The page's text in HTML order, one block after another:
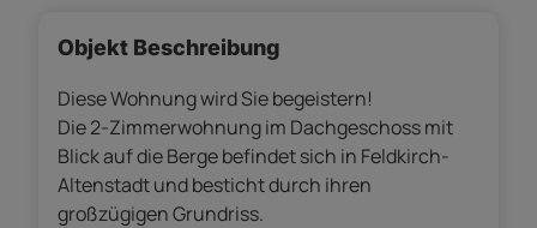
Objekt Beschreibung
Diese Wohnung wird Sie begeistern!
Die 2-Zimmerwohnung im Dachgeschoss mit
Blick auf die Berge befindet sich in Feldkirch-
Altenstadt und besticht durch ihren
großzügigen Grundriss.